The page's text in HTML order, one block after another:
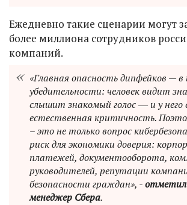
Ежедневно такие сценарии могут
более миллиона сотрудников
компаний.
«Главная опасность дипфейков — в
убедительности: человек видит
слышит знакомый голос ― и у него
естественная критичность.
– это не только вопрос
риск для экономики доверия:
платежей, документооборота,
руководителей, репутации
безопасности граждан», -
менеджер Сбера.